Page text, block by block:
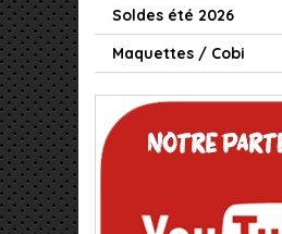
Soldes été 2026
Maquettes / Cobi